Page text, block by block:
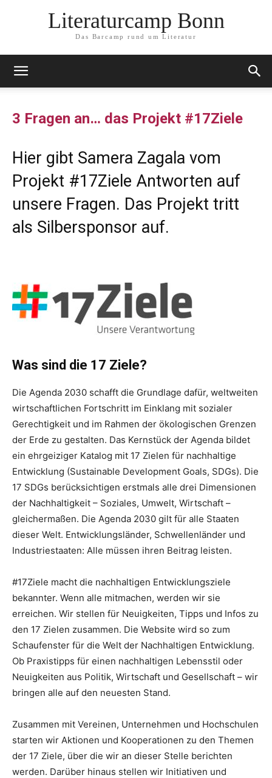
Literaturcamp Bonn
Das Barcamp rund um Literatur
3 Fragen an… das Projekt #17Ziele
Hier gibt Samera Zagala vom
Projekt #17Ziele Antworten auf
unsere Fragen. Das Projekt tritt
als Silbersponsor auf.
Was sind die 17 Ziele?
Die Agenda 2030 schafft die Grundlage dafür, weltweiten
wirtschaftlichen Fortschritt im Einklang mit sozialer
Gerechtigkeit und im Rahmen der ökologischen Grenzen
der Erde zu gestalten. Das Kernstück der Agenda bildet
ein ehrgeiziger Katalog mit 17 Zielen für nachhaltige
Entwicklung (Sustainable Development Goals, SDGs). Die
17 SDGs berücksichtigen erstmals alle drei Dimensionen
der Nachhaltigkeit – Soziales, Umwelt, Wirtschaft –
gleichermaßen. Die Agenda 2030 gilt für alle Staaten
dieser Welt. Entwicklungsländer, Schwellenländer und
Industriestaaten: Alle müssen ihren Beitrag leisten.
#17Ziele macht die nachhaltigen Entwicklungsziele
bekannter. Wenn alle mitmachen, werden wir sie
erreichen. Wir stellen für Neuigkeiten, Tipps und Infos zu
den 17 Zielen zusammen. Die Website wird so zum
Schaufenster für die Welt der Nachhaltigen Entwicklung.
Ob Praxistipps für einen nachhaltigen Lebensstil oder
Neuigkeiten aus Politik, Wirtschaft und Gesellschaft – wir
bringen alle auf den neuesten Stand.
Zusammen mit Vereinen, Unternehmen und Hochschulen
starten wir Aktionen und Kooperationen zu den Themen
der 17 Ziele, über die wir an dieser Stelle berichten
werden. Darüber hinaus stellen wir Initiativen und